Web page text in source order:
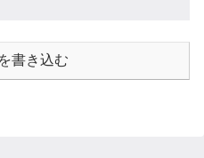
書き込む